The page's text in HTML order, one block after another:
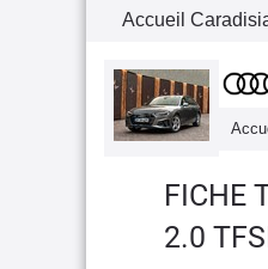
Accueil
FICHE
2.0